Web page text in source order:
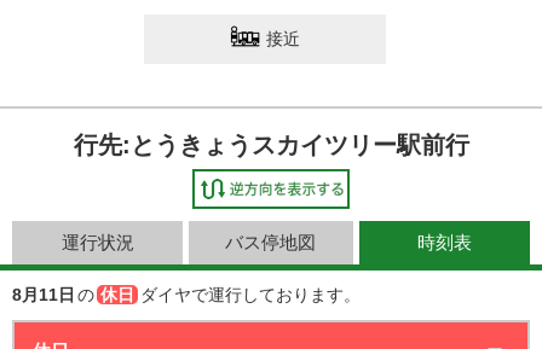
接近
行先:とうきょうスカイツリー駅前行
運行状況 バス停地図 時刻表
8月11日 の 休日 ダイヤで運行しております。